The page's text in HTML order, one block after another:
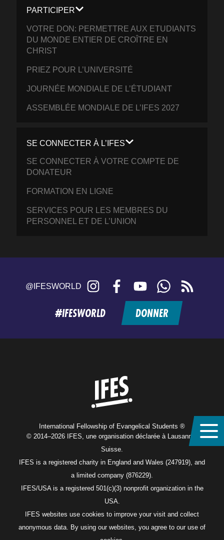
PARTICIPER
VOTRE DON: PERMETTRE AUX ETUDIANTS
DU MONDE ENTIER DE CROÎTRE EN
CHRIST
PRIEZ POUR L’UNIVERSITÉ
JOURNÉE MONDIALE DE L’ÉTUDIANT
ASSEMBLÉE MONDIALE DE L’IFES 2027
SE CONNECTER À L’IFES
SE CONNECTER À VOTRE COMPTE DE
DONATEUR
FORMATION EN LIGNE
SERVICES POUR LES MEMBRES DU
PERSONNEL ET DE L’UNION
@IFESWORLD Instagram FacebookYouTubeWhatsApp
feed
#IFESWORLD DONNER
International Fellowship of Evangelical Students ®
© 2014–2026 IFES, une organisation déclarée à Lausanne,
Suisse.
IFES is a registered charity in England and Wales (247919), and
a limited company (876229).
IFES/USA is a registered 501(c)(3) nonprofit organization in the
USA.
IFES websites use cookies to improve your visit and collect
anonymous data. By using our websites, you agree to our use of